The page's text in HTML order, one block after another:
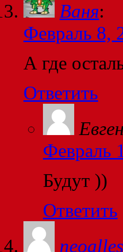
Ваня:
Февраль 8,
А где
Ответить
Февраль
Будут ))
Ответить
neoalles